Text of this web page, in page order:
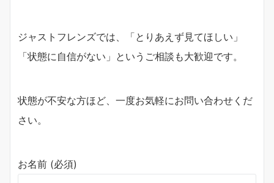
ジャストフレンズでは、「とりあえず見てほしい」
「状態に自信がない」というご相談も大歓迎です。
状態が不安な方ほど、一度お気軽にお問い合わせくだ
さい。
お名前 (必須)